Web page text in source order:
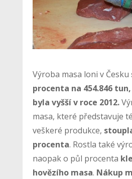
Výroba masa loni v Česku
procenta na 454.846
byla vyšší v roce 2012.
masa, které představuje
veškeré produkce,
procenta. Rostla také
naopak o půl procenta
hovězího masa. Nákup